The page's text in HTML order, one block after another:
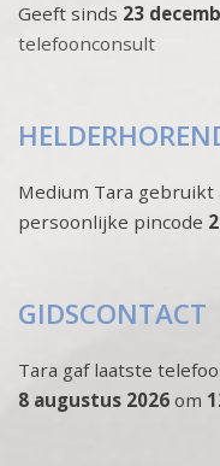
Geeft sinds 23
telefoonconsult
Medium Tara gebruikt
persoonlijke pincode
GIDSCONTACT
Tara gaf laatste
8 augustus 2026 om